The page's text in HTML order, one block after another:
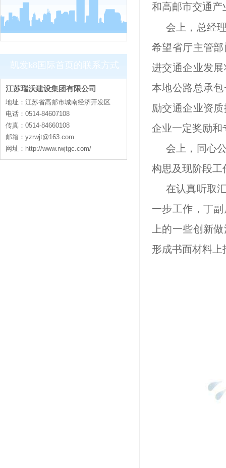
凯发k8国际首页的联系方式
contact
江苏瑞沃建设集团有限公司
地址：江苏省高邮市城南经济开发区
电话：0514-84607108
传真：0514-84660108
邮箱： yzrwjt@163.com
网址：http://www.rwjtgc.com/
和高邮市交通产
会上，总经
希望省厅主管
进交通企业发
本地公路总承
励交通企业资
企业一定奖励和
会上，同心
构思及现阶段工
在认真听取
一步工作，丁
上的一些创新
形成书面材料